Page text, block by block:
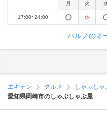
月
火
17:00~24:00 休
ハルノのオ
エキテン グルメ しゃぶしゃ
愛知県岡崎市のしゃぶしゃぶ屋